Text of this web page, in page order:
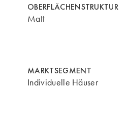
OBERFLÄCHENSTRUKTUR
Matt
MARKTSEGMENT
Individuelle Häuser